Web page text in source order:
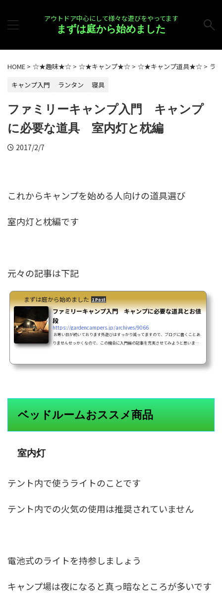
アウトドア中心にして様々な遊びをやってます
まずは庭から始めました
HOME > ☆★趣味★☆ > ☆★キャンプ★☆ > ☆★キャンプ道具★☆ > ラ
キャンプ入門
ランタン 寝具
ファミリーキャンプ入門 キャンプ
に必要な道具 室内灯と枕編
2017/2/7
これからキャンプを始める人向けの道具選び
室内灯と枕編です
元々の記事は下記
まずは庭から始めました 1 Post
ファミリーキャンプ入門 キャンプに必要な道具とお値
段
https://gardencampers.jp/archives/9066
お寒い日が続いております外遊びはすっかり減ってますので、ブログに書くことあ
りませんせっかくなので、この機会に入門編の記事を充実させてみようと思いま
キャンプ入門 キャンプに必要な道具とお値段苦情は受け付けません！賛美は受け
ベッドルームおススメ商品
室内灯
テント内で使うライトのことです
テント内での火気の使用は推奨されていません
電池式のライトを持参しましょう
キャンプ場は夜になると真っ暗なところが多いです